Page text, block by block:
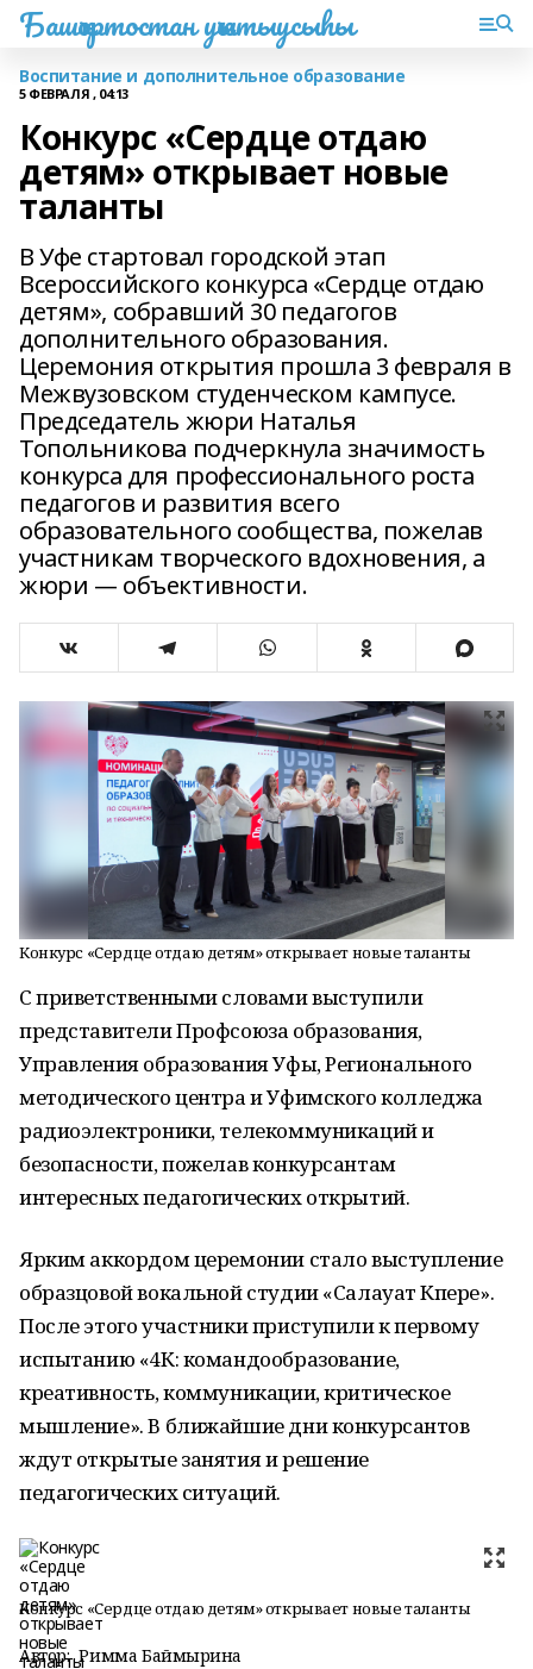
Башҡортостан уҡытыусыһы
Воспитание и дополнительное образование
5 ФЕВРАЛЯ , 04:13
Конкурс «Сердце отдаю
детям» открывает новые
таланты
В Уфе стартовал городской этап
Всероссийского конкурса «Сердце отдаю
детям», собравший 30 педагогов
дополнительного образования.
Церемония открытия прошла 3 февраля в
Межвузовском студенческом кампусе.
Председатель жюри Наталья
Топольникова подчеркнула значимость
конкурса для профессионального роста
педагогов и развития всего
образовательного сообщества, пожелав
участникам творческого вдохновения, а
жюри — объективности.
Конкурс «Сердце отдаю детям» открывает новые таланты
С приветственными словами выступили
представители Профсоюза образования,
Управления образования Уфы, Регионального
методического центра и Уфимского колледжа
радиоэлектроники, телекоммуникаций и
безопасности, пожелав конкурсантам
интересных педагогических открытий.
Ярким аккордом церемонии стало выступление
образцовой вокальной студии «Салауат Күпере».
После этого участники приступили к первому
испытанию «4К: командообразование,
креативность, коммуникации, критическое
мышление». В ближайшие дни конкурсантов
ждут открытые занятия и решение
педагогических ситуаций.
Конкурс «Сердце отдаю детям» открывает новые таланты
Автор: Римма Баймырҙина